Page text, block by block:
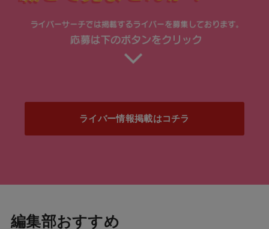
ライバー情報掲載はコチラ
編集部おすすめ